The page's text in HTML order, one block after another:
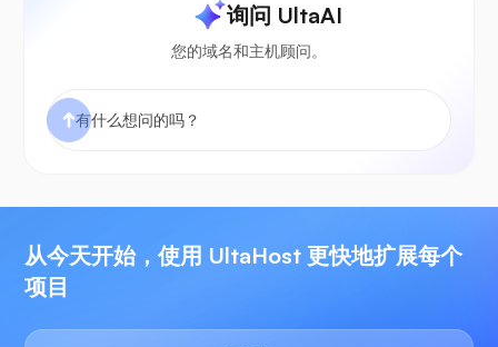
询问 UltaAI
您的域名和主机顾问。
从今天开始，使用 UltaHost 更快地扩展每个
项目